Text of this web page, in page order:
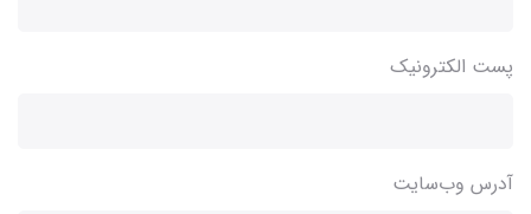
پست الکترونیک
آدرس وب‌سایت